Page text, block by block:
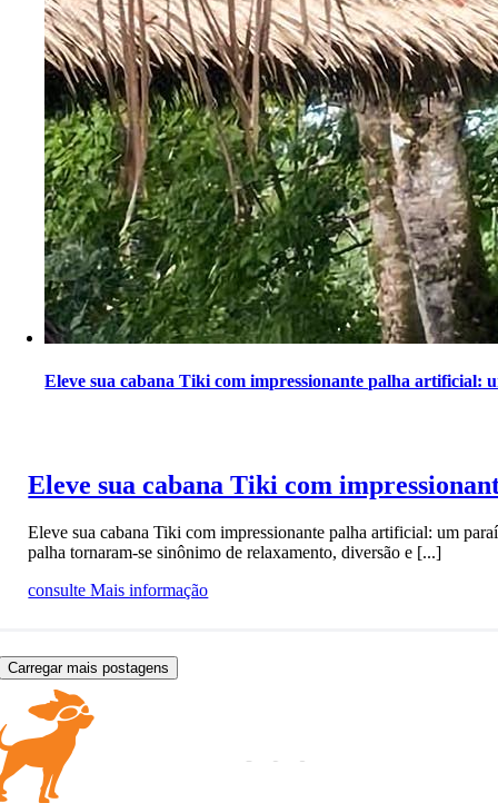
Eleve sua cabana Tiki com impressionante palha artificial:
Eleve sua cabana Tiki com
Eleve sua cabana Tiki com impressionante palha artificial: um
palha tornaram-se sinônimo de relaxamento, diversão e [...]
consulte Mais informação
Carregar mais postagens